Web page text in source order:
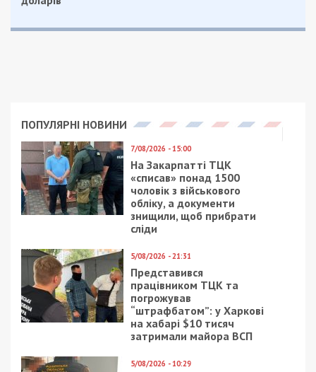
ПОПУЛЯРНІ НОВИНИ
7/08/2026 - 15:00
На Закарпатті ТЦК
«списав» понад 1500
чоловік з військового
обліку, а документи
знищили, щоб прибрати
сліди
5/08/2026 - 21:31
Представився
працівником ТЦК та
погрожував
“штрафбатом”: у Харкові
на хабарі $10 тисяч
затримали майора ВСП
5/08/2026 - 10:29